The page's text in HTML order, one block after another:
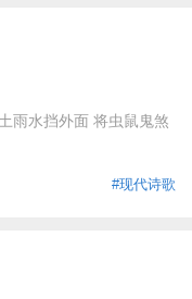
雨水挡外面 ​ 将虫鼠鬼煞
#现代诗歌